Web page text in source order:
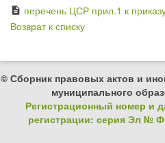
description перечень ЦСР прил.1 к
Возврат к списку
© Сборник правовых актов и
муниципального
Регистрационный номер и
регистрации: серия Эл №